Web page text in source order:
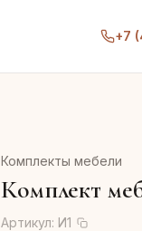
+7
Комплекты мебели
Комплект
Артикул: И1